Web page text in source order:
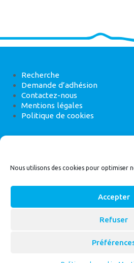
Nous utilisons des cookies pour optimiser
Accepter
Refuser
Recherche
Demande d’adhésion
Contactez-nous
Mentions légales
Politique de cookies